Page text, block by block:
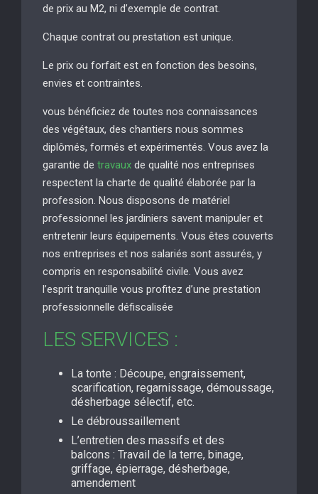
de prix au M2, ni d’exemple de contrat.
Chaque contrat ou prestation est unique.
Le prix ou forfait est en fonction des besoins,
envies et contraintes.
vous bénéficiez de toutes nos connaissances
des végétaux, des chantiers nous sommes
diplômés, formés et expérimentés. Vous avez la
garantie de travaux de qualité nos entreprises
respectent la charte de qualité élaborée par la
profession. Nous disposons de matériel
professionnel les jardiniers savent manipuler et
entretenir leurs équipements. Vous êtes couverts
nos entreprises et nos salariés sont assurés, y
compris en responsabilité civile. Vous avez
l’esprit tranquille vous profitez d’une prestation
professionnelle défiscalisée
LES SERVICES :
La tonte : Découpe, engraissement,
scarification, regarnissage, démoussage,
désherbage sélectif, etc.
Le débroussaillement
L’entretien des massifs et des
balcons : Travail de la terre, binage,
griffage, épierrage, désherbage,
amendement